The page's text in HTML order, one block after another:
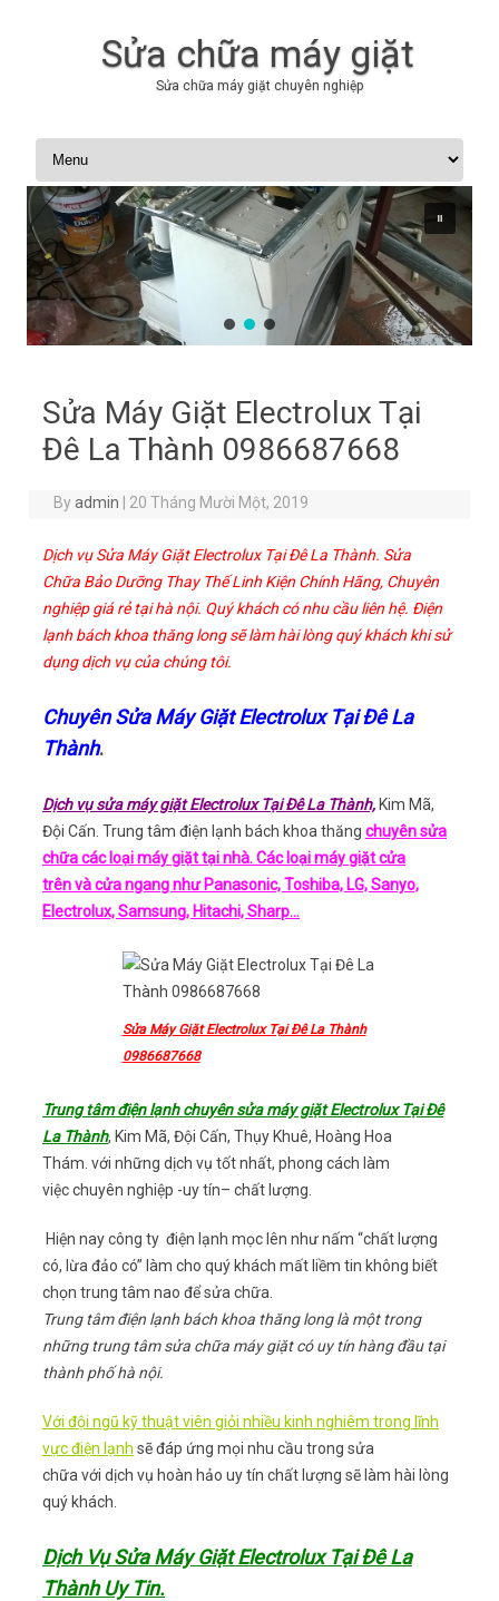
Sửa chữa máy giặt
Sửa chữa máy giặt chuyên nghiệp
Skip to content
Sửa Máy Giặt Electrolux Tại
Đê La Thành 0986687668
Byadmin 20 Tháng Mười Một, 2019
Dịch vụ Sửa Máy Giặt Electrolux Tại Đê La Thành. Sửa
Chữa Bảo Dưỡng Thay Thế Linh Kiện Chính Hãng, Chuyên
nghiệp giá rẻ tại hà nội. Quý khách có nhu cầu liên hệ. Điện
lạnh bách khoa thăng long sẽ làm hài lòng quý khách khi sử
dụng dịch vụ của chúng tôi.
Chuyên Sửa Máy Giặt Electrolux Tại Đê La
Thành.
Dịch vụ sửa máy giặt Electrolux Tại Đê La Thành, Kim Mã,
Đội Cấn. Trung tâm điện lạnh bách khoa thăng chuyên sửa
chữa các loại máy giặt tại nhà. Các loại máy giặt cửa
trên và cửa ngang như Panasonic, Toshiba, LG, Sanyo,
Electrolux, Samsung, Hitachi, Sharp…
Sửa Máy Giặt Electrolux Tại Đê La Thành
0986687668
Trung tâm điện lạnh chuyên sửa máy giặt Electrolux Tại Đê
La Thành, Kim Mã, Đội Cấn, Thụy Khuê, Hoàng Hoa
Thám. với những dịch vụ tốt nhất, phong cách làm
việc chuyên nghiệp -uy tín– chất lượng.
Hiện nay công ty điện lạnh mọc lên như nấm “chất lượng
có, lừa đảo có” làm cho quý khách mất liềm tin không biết
chọn trung tâm nao để sửa chữa.
Trung tâm điện lạnh bách khoa thăng long là một trong
những trung tâm sửa chữa máy giặt có uy tín hàng đầu tại
thành phố hà nội.
Với đội ngũ kỹ thuật viên giỏi nhiều kinh nghiêm trong lĩnh
vực điện lạnh sẽ đáp ứng mọi nhu cầu trong sửa
chữa với dịch vụ hoàn hảo uy tín chất lượng sẽ làm hài lòng
quý khách.
Dịch Vụ Sửa Máy Giặt Electrolux Tại Đê La
Thành Uy Tin.